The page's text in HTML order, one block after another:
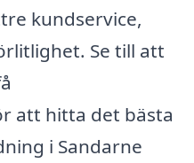
kundservice,
Se till att
att hitta det bästa
i Sandarne